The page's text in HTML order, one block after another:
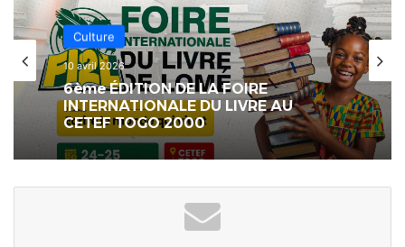
Culture
10 avril 2026
6ème ÉDITION DE LA FOIRE
INTERNATIONALE DU LIVRE AU
CETEF TOGO 2000